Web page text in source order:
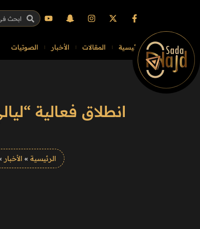
الرئيسية المقالات الأخبار الصوتيات
انطلاق فعالية
الرئيسية » الأخبار